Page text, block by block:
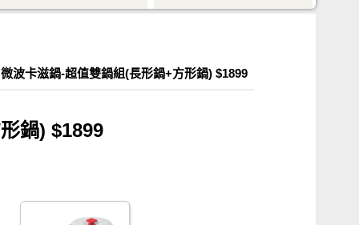
波卡滋鍋-超值雙鍋組(長形鍋+方形鍋) $1899
鍋) $1899